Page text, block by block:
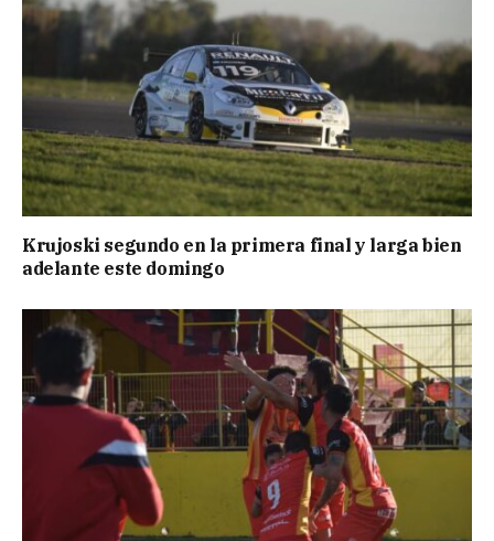
Krujoski segundo en la primera final y larga bien
adelante este domingo